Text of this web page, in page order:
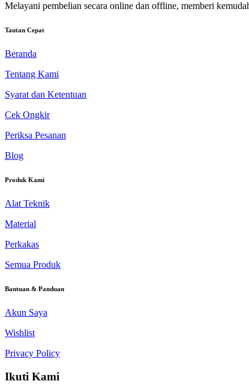
Melayani pembelian secara online dan offline, memberi
Tautan Cepat
Beranda
Tentang Kami
Syarat dan Ketentuan
Cek Ongkir
Periksa Pesanan
Blog
Produk Kami
Alat Teknik
Material
Perkakas
Semua Produk
Bantuan & Panduan
Akun Saya
Wishlist
Privacy Policy
Ikuti Kami